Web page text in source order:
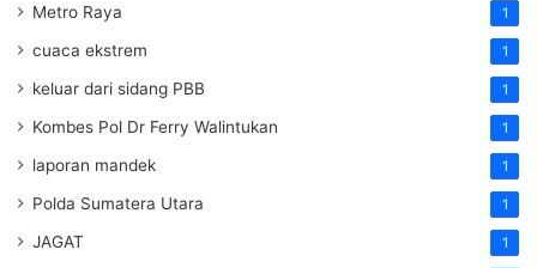
Metro Raya 1
cuaca ekstrem 1
keluar dari sidang PBB 1
Kombes Pol Dr Ferry Walintukan 1
laporan mandek 1
Polda Sumatera Utara 1
JAGAT 1